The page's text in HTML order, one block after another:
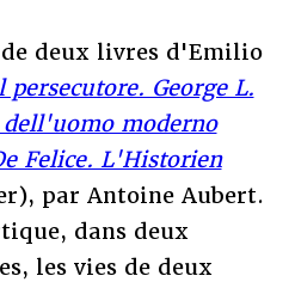
deux livres d'Emilio
persecutore. George L.
dell'uomo moderno
Felice. L'Historien
par Antoine Aubert.
dans deux
les vies de deux